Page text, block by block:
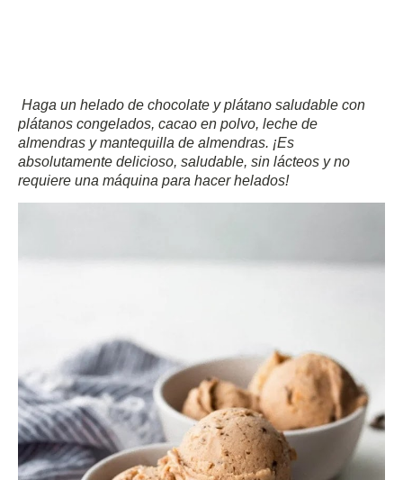
Haga un helado de chocolate y plátano saludable con
plátanos congelados, cacao en polvo, leche de
almendras y mantequilla de almendras. ¡Es
absolutamente delicioso, saludable, sin lácteos y no
requiere una máquina para hacer helados!